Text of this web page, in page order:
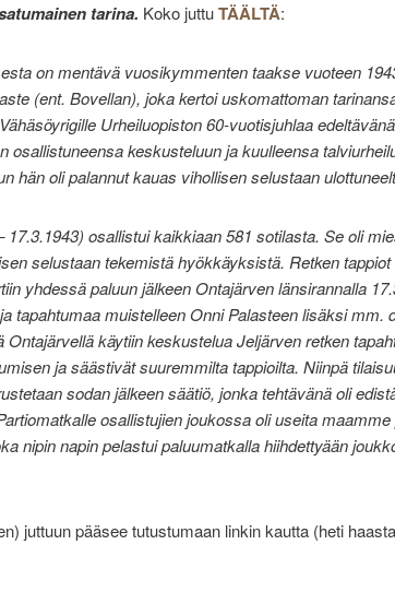
tarina. Koko juttuTÄÄLTÄ:
on mentävä vuosikymmenten taakse vuoteen
(ent. Bovellan), joka kertoi uskomattoman
Urheiluopiston 60-vuotisjuhlaa
keskusteluun ja kuulleensa
hän oli palannut kauas vihollisen selustaan
osallistui kaikkiaan 581 sotilasta. Se oli
selustaan tekemistä hyökkäyksistä. Retken
yhdessä paluun jälkeen Ontajärven länsirannalla
tapahtumaa muistelleen Onni Palasteen lisäksi mm.
käytiin keskustelua Jeljärven retken
ja säästivät suuremmilta tappioilta. Niinpä
sodan jälkeen säätiö, jonka tehtävänä oli
osallistujien joukossa oli useita
nipin napin pelastui paluumatkalla hiihdettyään
juttuun pääsee tutustumaan linkin kautta (heti